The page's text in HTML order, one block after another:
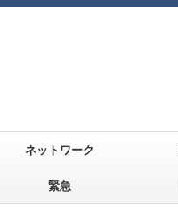
ネットワーク
緊急